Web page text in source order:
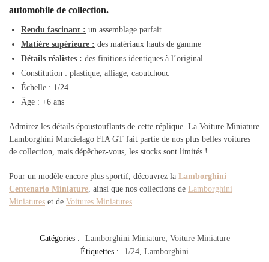
automobile de collection.
Rendu fascinant : un assemblage parfait
Matière supérieure : des matériaux hauts de gamme
Détails réalistes : des finitions identiques à l’original
Constitution : plastique, alliage, caoutchouc
Échelle : 1/24
Âge : +6 ans
Admirez les détails époustouflants de cette réplique. La Voiture Miniature
Lamborghini Murcielago FIA GT fait partie de nos plus belles voitures
de collection, mais dépêchez-vous, les stocks sont limités !
Pour un modèle encore plus sportif, découvrez la Lamborghini
Centenario Miniature, ainsi que nos collections de Lamborghini
Miniatures et de Voitures Miniatures.
Catégories : Lamborghini Miniature, Voiture Miniature
Étiquettes :
1/24 Lamborghini